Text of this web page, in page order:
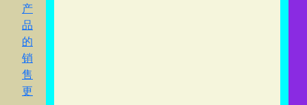
产
品
的
销
售
更